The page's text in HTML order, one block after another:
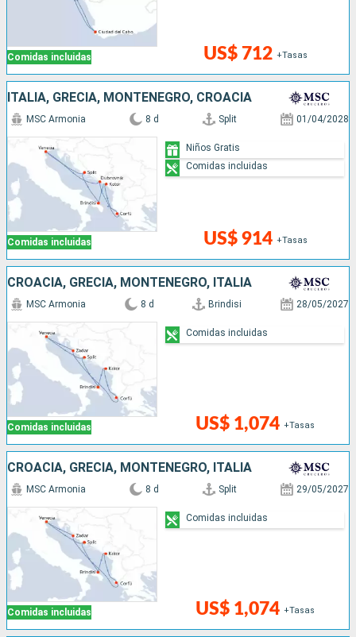
Comidas incluidas US$ 712 +Tasas
ITALIA, GRECIA, MONTENEGRO, CROACIA
Comidas incluidas
MSC Armonia 8 d Split 01/04/2028
US$ 914 +Tasas
Niños Gratis
Comidas incluidas
CROACIA, GRECIA, MONTENEGRO, ITALIA
Comidas incluidas
MSC Armonia 8 d Brindisi 28/05/2027
US$ 1,074 +Tasas
Comidas incluidas
CROACIA, GRECIA, MONTENEGRO, ITALIA
Comidas incluidas
MSC Armonia 8 d Split 29/05/2027
US$ 1,074 +Tasas
Comidas incluidas